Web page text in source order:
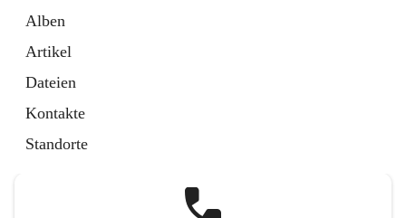
Alben
Artikel
Dateien
Kontakte
Standorte